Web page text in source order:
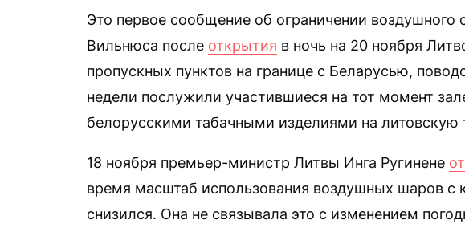
Это первое сообщение об ограничении
Вильнюса после открытия в ночь на 20 ноября
пропускных пунктов на границе с Беларусью,
недели послужили участившиеся на тот момент
белорусскими табачными изделиями на литовскую
18 ноября премьер-министр Литвы Инга Ругинене
время масштаб использования воздушных шаров с
снизился. Она не связывала это с изменением